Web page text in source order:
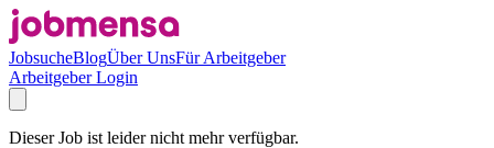
JobsucheBlogÜber UnsFür Arbeitgeber
Arbeitgeber Login
Dieser Job ist leider nicht mehr verfügbar.